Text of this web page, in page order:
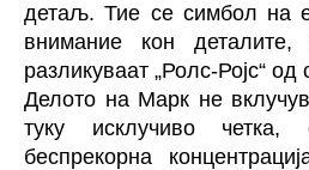
детаљ. Тие се симбол на
внимание кон
разликуваат „Ролс-Ројс“ од
Делото на Марк не
туку исклучиво
беспрекорна